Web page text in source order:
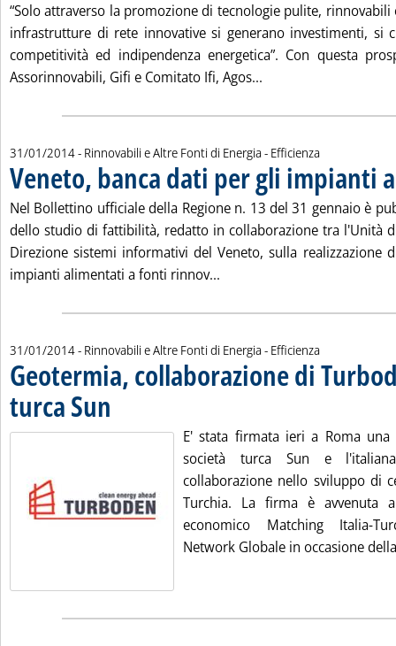
“Solo attraverso la promozione di tecnologie pulite,
infrastrutture di rete innovative si generano investimenti, si
competitività ed indipendenza energetica”. Con questa
Assorinnovabili, Gifi e Comitato Ifi, Agos...
31/01/2014- Rinnovabili e Altre Fonti di Energia - Efficienza
Veneto, banca dati per gli impianti
Nel Bollettino ufficiale della Regione n. 13 del 31 gennaio è
dello studio di fattibilità, redatto in collaborazione tra l'Unità
Direzione sistemi informativi del Veneto, sulla realizzazione
impianti alimentati a fonti rinnov...
31/01/2014- Rinnovabili e Altre Fonti di Energia - Efficienza
Geotermia, collaborazione di
turca Sun
E' stata firmata ieri a Roma
società turca Sun e
collaborazione nello sviluppo di
Turchia. La firma è avvenuta
economico Matching Italia-
Network Globale in occasione